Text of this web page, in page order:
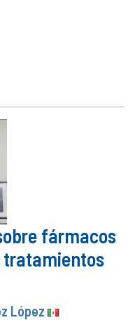
fármacos
tratamientos
López